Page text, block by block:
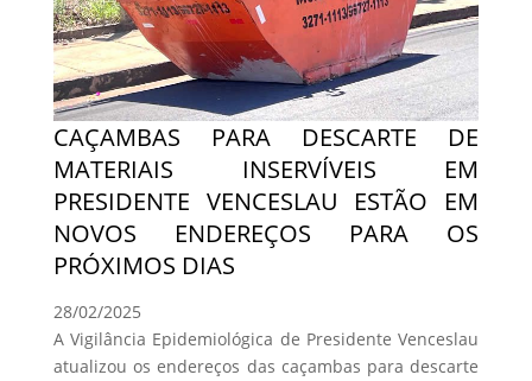
CAÇAMBAS PARA DESCARTE DE
MATERIAIS INSERVÍVEIS EM
PRESIDENTE VENCESLAU ESTÃO EM
NOVOS ENDEREÇOS PARA OS
PRÓXIMOS DIAS
28/02/2025
A Vigilância Epidemiológica de Presidente Venceslau
atualizou os endereços das caçambas para descarte